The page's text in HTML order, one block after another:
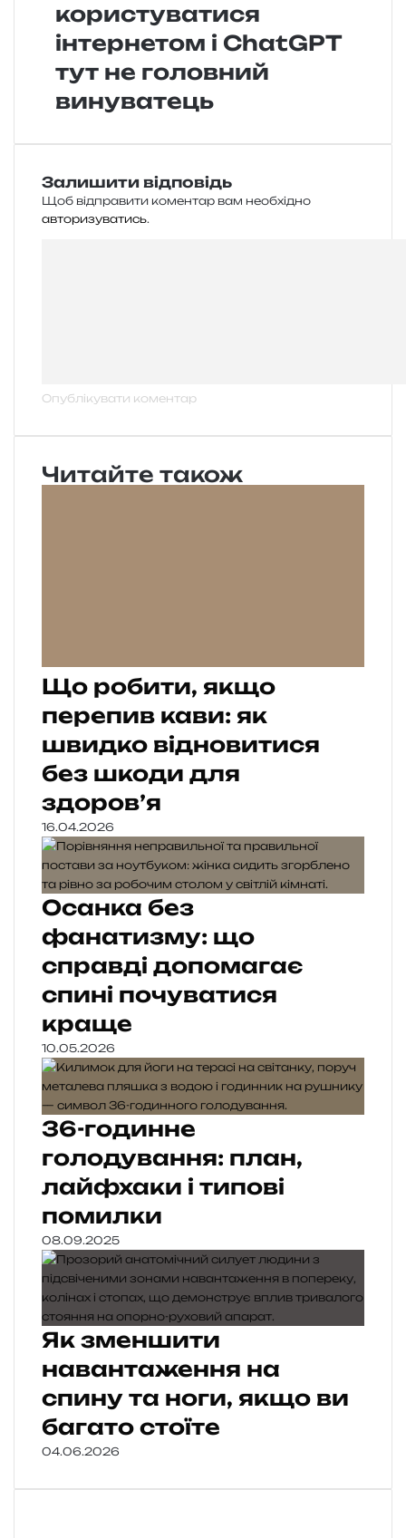
користуватися
інтернетом і ChatGPT
тут не головний
винуватець
Залишити відповідь
Щоб відправити коментар вам необхідно
авторизуватись.
Читайте також
Що робити, якщо
перепив кави: як
швидко відновитися
без шкоди для
здоров’я
16.04.2026
Осанка без
фанатизму: що
справді допомагає
спині почуватися
краще
10.05.2026
36-годинне
голодування: план,
лайфхаки і типові
помилки
08.09.2025
Як зменшити
навантаження на
спину та ноги, якщо ви
багато стоїте
04.06.2026